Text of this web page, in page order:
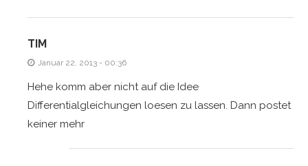
TIM
Januar 22, 2013 - 00:36
Hehe komm aber nicht auf die Idee
Differentialgleichungen loesen zu lassen. Dann postet
keiner mehr